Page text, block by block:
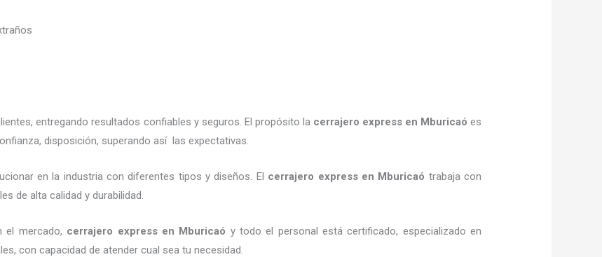
entregando resultados confiables y seguros. El propósito la cerrajero express en Mburicaó es
disposición, superando así las expectativas.
en la industria con diferentes tipos y diseños. El cerrajero expressen Mburicaó trabaja con
de alta calidad y durabilidad.
el mercado, cerrajero expressen Mburicaó y todo el personal está certificado, especializado en
con capacidad de atender cual sea tu necesidad.